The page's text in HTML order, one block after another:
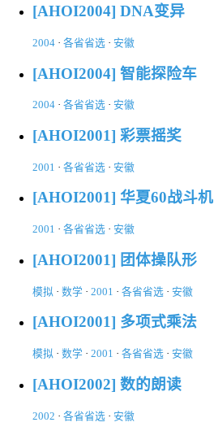
[AHOI2004] DNA变异
2004 · 各省省选 · 安徽
[AHOI2004] 智能探险车
2004 · 各省省选 · 安徽
[AHOI2001] 彩票摇奖
2001 · 各省省选 · 安徽
[AHOI2001] 华夏60战斗机
2001 · 各省省选 · 安徽
[AHOI2001] 团体操队形
模拟 · 数学 · 2001 · 各省省选 · 安徽
[AHOI2001] 多项式乘法
模拟 · 数学 · 2001 · 各省省选 · 安徽
[AHOI2002] 数的朗读
2002 · 各省省选 · 安徽